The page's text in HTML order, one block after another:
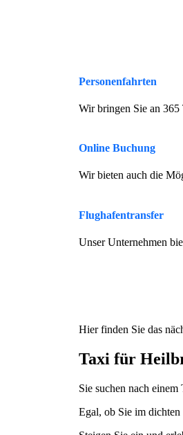
Personenfahrten
Wir bringen Sie an 365
Online Buchung
Wir bieten auch die
Flughafentransfer
Unser Unternehmen
Hier finden Sie das
Taxi für
Sie suchen nach
Egal, ob Sie im